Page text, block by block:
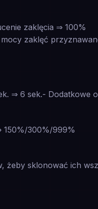
zaklęcia ⇒ 100%
zaklęć
⇒ 6 sek.- Dodatkowe
300%/999%
żeby sklonować ich